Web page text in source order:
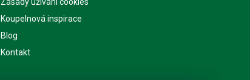
Koupelnová inspirace
Blog
Kontakt